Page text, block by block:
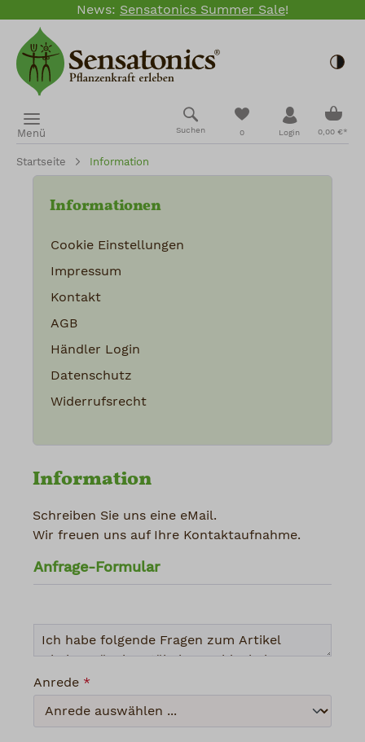
Zum Hauptinhalt springen
News: Sensatonics Summer Sale!
Menü Suchen 0
Du hast 0
Login 0,00 €*
Startseite Information
Informationen
Cookie Einstellungen
Impressum
Kontakt
AGB
Händler Login
Datenschutz
Widerrufsrecht
Information
Schreiben Sie uns eine eMail.
Wir freuen uns auf Ihre Kontaktaufnahme.
Anfrage-Formular
Anrede *